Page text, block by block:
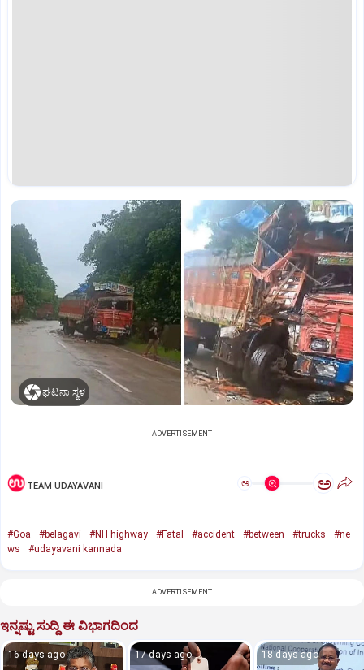
ಘಟನಾ ಸ್ಥಳ
ADVERTISEMENT
TEAM UDAYAVANI ಅ ಅ
#Goa #belagavi #NH highway #Fatal #accident #between #trucks
#ne
ws
#udayavani kannada
ADVERTISEMENT
ಇನ್ನಷ್ಟು ಸುದ್ದಿ ಈ ವಿಭಾಗದಿಂದ
16 days ago 17 days ago 18 days ago